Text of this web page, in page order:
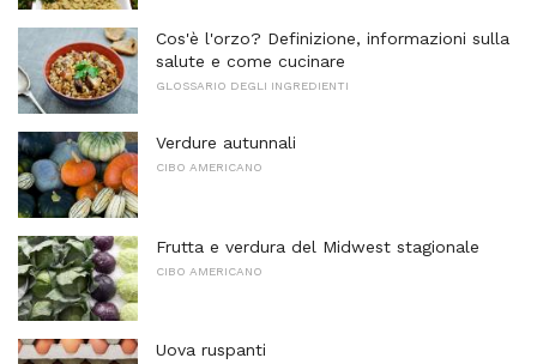
Cos'è l'orzo? Definizione, informazioni sulla
salute e come cucinare
GLOSSARIO DEGLI INGREDIENTI
Verdure autunnali
CIBO AMERICANO
Frutta e verdura del Midwest stagionale
CIBO AMERICANO
Uova ruspanti